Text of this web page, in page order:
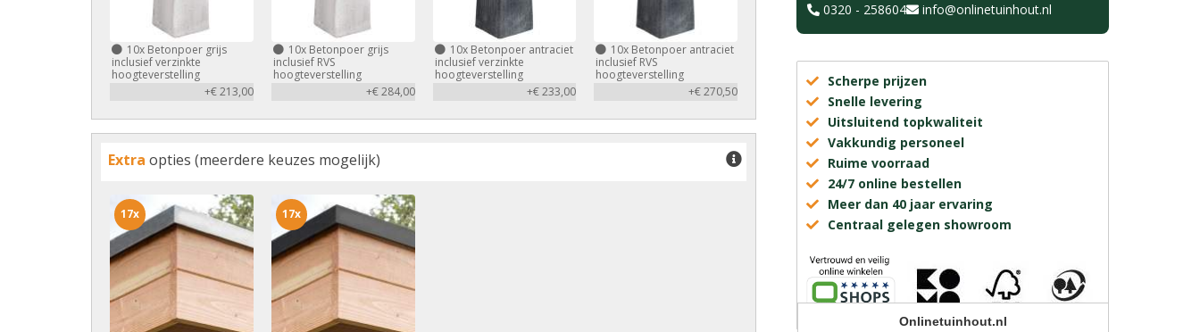
10x Betonpoer grijs
inclusief verzinkte
hoogteverstelling
+€ 213,00
10xBetonpoer grijs
inclusief RVS
hoogteverstelling
+€ 284,00
10xBetonpoer antraciet
inclusief verzinkte
hoogteverstelling
+€ 233,00
10x Betonpoer antraciet
inclusief RVS
hoogteverstelling
+€ 270,50
Extra opties (meerdere keuzes mogelijk)
17x 17x
0320 - 258604
info@onlinetuinhout.nl
Scherpe prijzen
Snelle levering
Uitsluitend topkwaliteit
Vakkundig personeel
Ruime voorraad
24/7 online bestellen
Meer dan 40 jaar ervaring
Centraal gelegen showroom
Onlinetuinhout.nl